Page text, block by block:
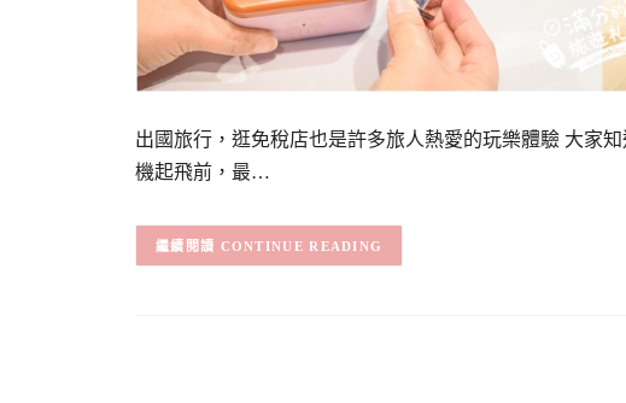
出國旅行，逛免稅店也是許多旅人熱愛的玩樂體驗 大家
機起飛前，最…
CONTINUE READING